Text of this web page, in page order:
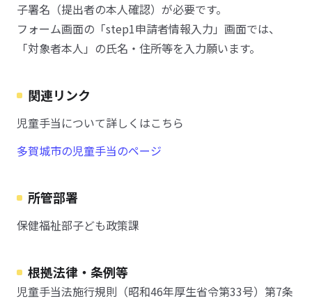
子署名（提出者の本人確認）が必要です。
フォーム画面の「step1申請者情報入力」画面では、
「対象者本人」の氏名・住所等を入力願います。
関連リンク
児童手当について詳しくはこちら
多賀城市の児童手当のページ
所管部署
保健福祉部子ども政策課
根拠法律・条例等
児童手当法施行規則（昭和46年厚生省令第33号）第7条